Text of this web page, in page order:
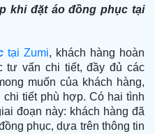
khi đặt áo đồng phục tại
tại Zumi, khách hàng hoàn
tư vấn chi tiết, đầy đủ các
muốn của khách hàng,
tiết phù hợp. Có hai tình
đoạn này: khách hàng đã
phục, dựa trên thông tin